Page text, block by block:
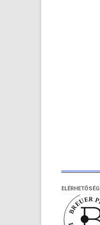
ELÉRHETŐSÉG